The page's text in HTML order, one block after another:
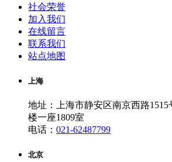
社会荣誉
加入我们
在线留言
联系我们
站点地图
上海
地址：上海市静安区南京西路
楼一座1809室
电话： 021-62487799
北京